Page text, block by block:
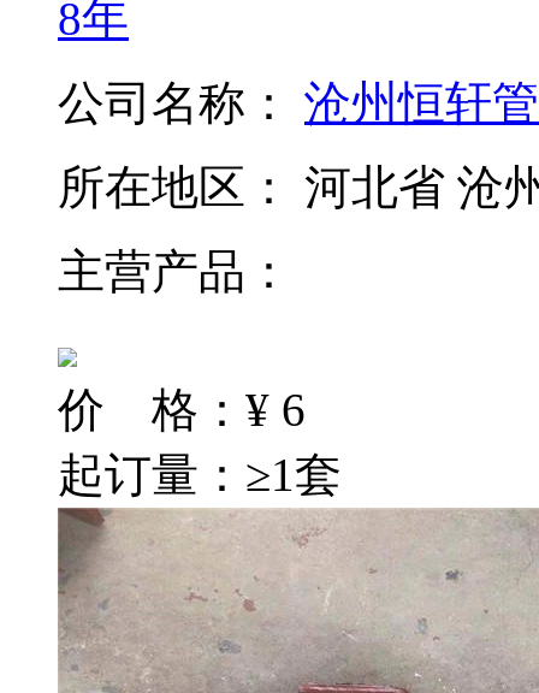
8年
公司名称： 沧州恒轩
所在地区： 河北省 沧
主营产品：
价 格： ¥ 6
起订量：≥1套